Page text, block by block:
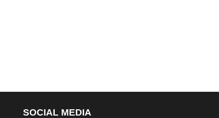
SOCIAL MEDIA